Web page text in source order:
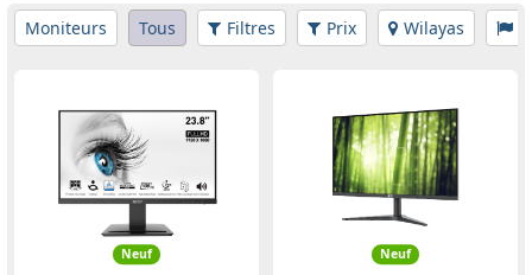
Moniteurs Tous Filtres Prix Wilayas
Neuf Neuf